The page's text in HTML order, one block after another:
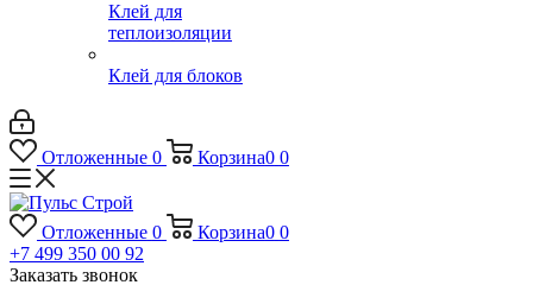
Клей для
теплоизоляции
Клей для блоков
Отложенные 0 Корзина0 0
Отложенные 0 Корзина0 0
+7 499 350 00 92
Заказать звонок